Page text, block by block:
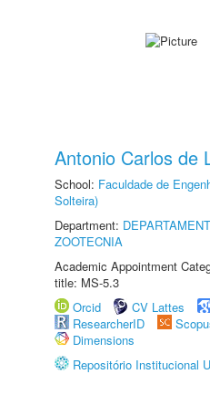
Antonio Carlos de
School: Faculdade de
Solteira)
Department:
ZOOTECNIA
Academic Appointment
title: MS-5.3
Orcid
CV Lattes
ResearcherID
Dimensions
Repositório Institucional